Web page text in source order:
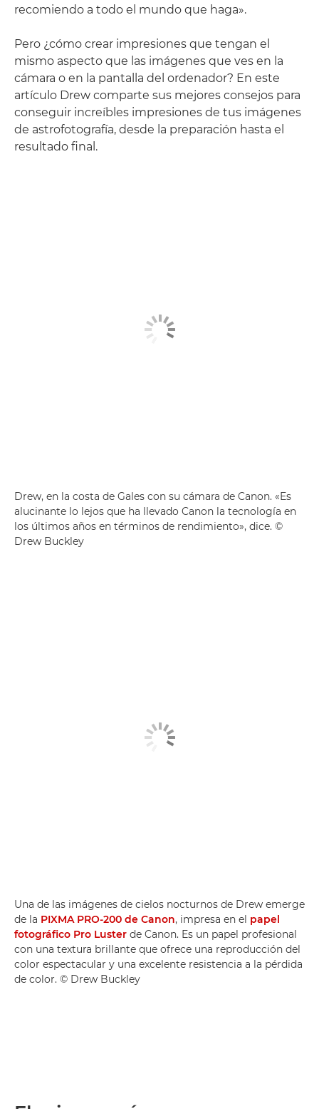
recomiendo a todo el mundo que haga».
Pero ¿cómo crear impresiones que tengan el
mismo aspecto que las imágenes que ves en la
cámara o en la pantalla del ordenador? En este
artículo Drew comparte sus mejores consejos para
conseguir increíbles impresiones de tus imágenes
de astrofotografía, desde la preparación hasta el
resultado final.
Drew, en la costa de Gales con su cámara de Canon. «Es
alucinante lo lejos que ha llevado Canon la tecnología en
los últimos años en términos de rendimiento», dice. ©
Drew Buckley
Una de las imágenes de cielos nocturnos de Drew emerge
de la PIXMA PRO-200 de Canon, impresa en el papel
fotográfico Pro Luster de Canon. Es un papel profesional
con una textura brillante que ofrece una reproducción del
color espectacular y una excelente resistencia a la pérdida
de color. © Drew Buckley